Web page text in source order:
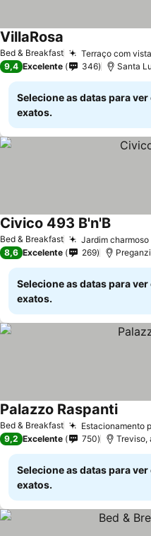
Bed & Breakfast Terraço com
VillaRosa
9,4 Excelente 346 Santa
Selecione as datas para
exatos.
Bed & Breakfast Jardim
Civico 493 B'n'BVer
8,6 Excelente 269
Selecione as datas para
exatos.
Bed & Breakfast Estacionamento
Palazzo RaspantiVer
9,2 Excelente 750 Treviso,
Selecione as datas para
exatos.